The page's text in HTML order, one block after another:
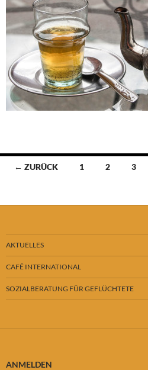
Beitragsnavigation
← ZURÜCK 1 2 3
AKTUELLES
CAFÉ INTERNATIONAL
SOZIALBERATUNG FÜR GEFLÜCHTETE
ANMELDEN